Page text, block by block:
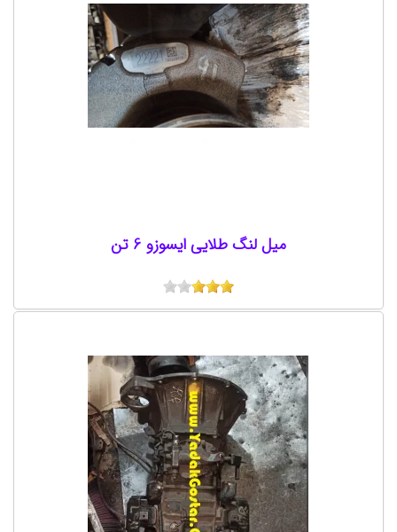
میل لنگ طلایی ایسوزو 6 تن